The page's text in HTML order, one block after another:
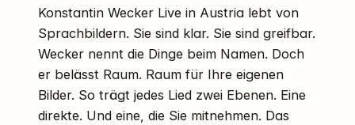
Konstantin Wecker Live in Austria lebt von
Sprachbildern. Sie sind klar. Sie sind greifbar.
Wecker nennt die Dinge beim Namen. Doch
er belässt Raum. Raum für Ihre eigenen
Bilder. So trägt jedes Lied zwei Ebenen. Eine
direkte. Und eine, die Sie mitnehmen. Das